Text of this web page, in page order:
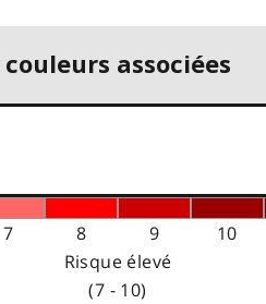
associées
7 8 9 10
Risque élevé
(7 - 10)